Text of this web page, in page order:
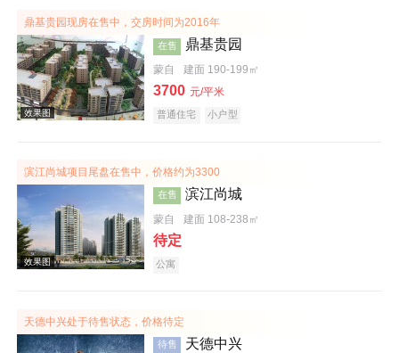
效果图
效果图
鼎基贵园现房在售中，交房时间为2016年
在售 鼎基贵园
蒙自 建面 190-199㎡
3700 元/平米
普通住宅 小户型
滨江尚城项目尾盘在售中，价格约为3300
在售 滨江尚城
蒙自 建面 108-238㎡
待定
公寓
天德中兴处于待售状态，价格待定
待售 天德中兴